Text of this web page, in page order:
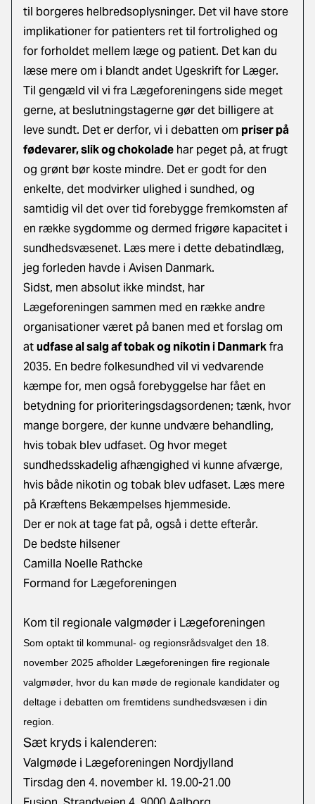
til borgeres helbredsoplysninger. Det vil have store
implikationer for patienters ret til fortrolighed og
for forholdet mellem læge og patient. Det kan du
læse mere om i blandt andet Ugeskrift for Læger.
Til gengæld vil vi fra Lægeforeningens side meget
gerne, at beslutningstagerne gør det billigere at
leve sundt. Det er derfor, vi i debatten om priser på
fødevarer, slik og chokolade har peget på, at frugt
og grønt bør koste mindre. Det er godt for den
enkelte, det modvirker ulighed i sundhed, og
samtidig vil det over tid forebygge fremkomsten af
en række sygdomme og dermed frigøre kapacitet i
sundhedsvæsenet. Læs mere i dette debatindlæg,
jeg forleden havde i Avisen Danmark.
Sidst, men absolut ikke mindst, har
Lægeforeningen sammen med en række andre
organisationer været på banen med et forslag om
atudfase al salg af tobak og nikotin i Danmarkfra
2035. En bedre folkesundhed vil vi vedvarende
kæmpe for, men også forebyggelse har fået en
betydning for prioriteringsdagsordenen; tænk, hvor
mange borgere, der kunne undvære behandling,
hvis tobak blev udfaset. Og hvor meget
sundhedsskadelig afhængighed vi kunne afværge,
hvis både nikotin og tobak blev udfaset. Læs mere
på Kræftens Bekæmpelses hjemmeside.
Der er nok at tage fat på, også i dette efterår.
De bedste hilsener
Camilla Noelle Rathcke
Formand for Lægeforeningen
Kom til regionale valgmøder i Lægeforeningen
Som optakt til kommunal- og regionsrådsvalget den 18.
november 2025 afholder Lægeforeningen fire regionale
valgmøder, hvor du kan møde de regionale kandidater og
deltage i debatten om fremtidens sundhedsvæsen i din
region.
Sæt kryds i kalenderen:
Valgmøde i Lægeforeningen Nordjylland
Tirsdag den 4. november kl. 19.00-21.00